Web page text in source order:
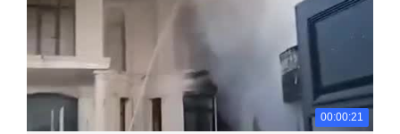
00:00:21